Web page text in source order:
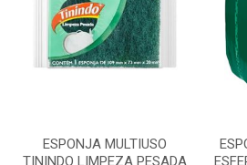
ESPONJA MULTIUSO
TININDO LIMPEZA PESADA